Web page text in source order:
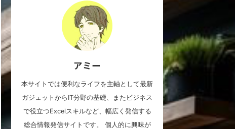
アミー
本サイトでは便利なライフを主軸として最新
ガジェットからIT分野の基礎、またビジネス
で役立つExcelスキルなど、幅広く発信する
総合情報発信サイトです。 個人的に興味が